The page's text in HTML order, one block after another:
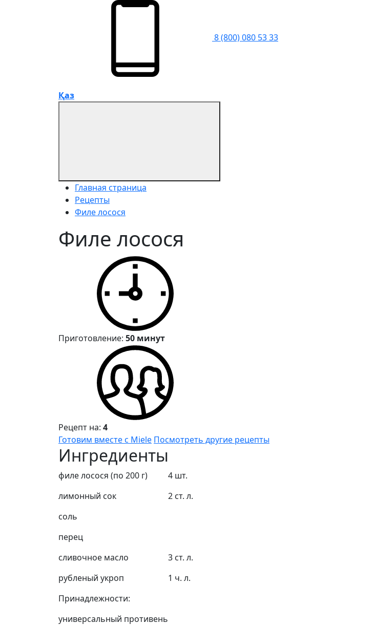
8 (800) 080 53 33
Қаз
Главная страница
Рецепты
Филе лосося
Филе лосося
Приготовление: 50 минут
Рецепт на: 4
Готовим вместе с Miele Посмотреть другие рецепты
Ингредиенты
филе лосося (по 200 г)
4 шт.
лимонный сок
2 ст. л.
соль
перец
сливочное масло
3 ст. л.
рубленый укроп
1 ч. л.
Принадлежности:
универсальный противень